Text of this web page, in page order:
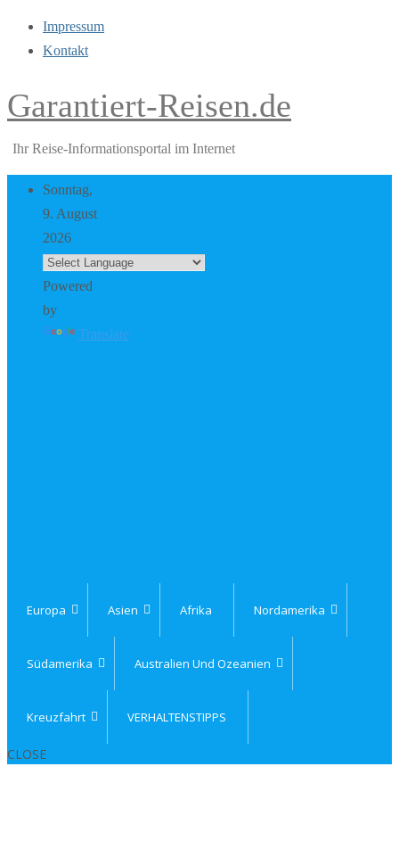
Impressum
Kontakt
Garantiert-Reisen.de
Ihr Reise-Informationsportal im Internet
Sonntag,
9. August
2026
Powered
by
Translate
Europa Asien Afrika Nordamerika
Südamerika Australien Und Ozeanien
Kreuzfahrt VERHALTENSTIPPS
CLOSE